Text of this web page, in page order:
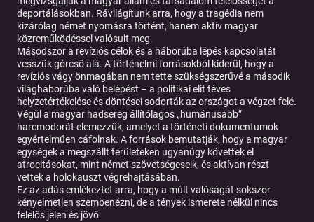
deportálásokban. Rávilágítunk arra, hogy a tragédia nem
kizárólag német nyomásra történt, hanem aktív magyar
közreműködéssel valósult meg.
Másodszor a revíziós célok és a háborúba lépés kapcsolatát
vesszük górcső alá. A történelmi forrásokból kiderül, hogy a
revíziós vágy önmagában nem tette szükségszerűvé a második
világháborúba való belépést – a politikai elit téves
helyzetértékelése és döntései sodorták az országot a végzet felé.
Végül a magyar hadsereg állítólagos „humánusabb”
harcmodorát elemezzük, amelyet a történeti dokumentumok
egyértelműen cáfolnak. A források bemutatják, hogy a magyar
egységek a megszállt területeken ugyanúgy követtek el
atrocitásokat, mint német szövetségeseik, és aktívan részt
vettek a holokauszt végrehajtásában.
Ez az adás emlékeztet arra, hogy a múlt valóságát sokszor
kényelmetlen szembenézni, de a tények ismerete nélkül nincs
felelős jelen és jövő.